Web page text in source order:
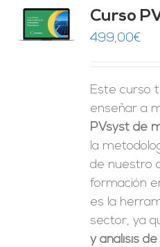
Curso
499,00€
Este curso
enseñar a
PVsyst de
la
de nuestro
formación
es la
sector, ya
y análisis